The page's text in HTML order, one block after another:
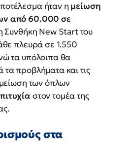
ήταν η μείωση
από 60.000 σε
Συνθήκη New Start του
πλευρά σε 1.550
τα υπόλοιπα θα
προβλήματα και τις
των όπλων
στον τομέα της
στα